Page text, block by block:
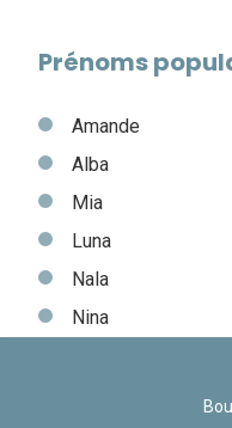
Prénoms
Amande
Alba
Mia
Luna
Nala
Nina